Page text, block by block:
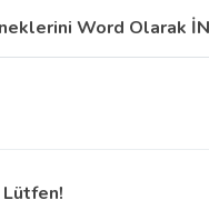
Word Olarak
Lütfen!